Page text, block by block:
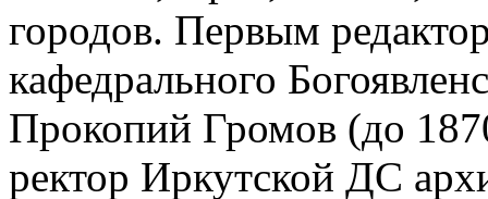
городов. Первым
кафедрального
Прокопий Громов (до
ректор Иркутской ДС